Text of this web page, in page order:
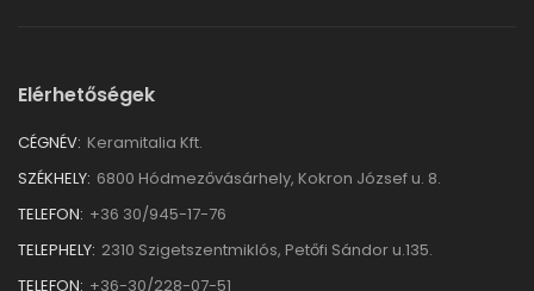
Elérhetőségek
CÉGNÉV: Keramitalia Kft.
SZÉKHELY: 6800 Hódmezővásárhely, Kokron József u. 8.
TELEFON: +36 30/945-17-76
TELEPHELY: 2310 Szigetszentmiklós, Petőfi Sándor u.135.
TELEFON: +36-30/228-07-51